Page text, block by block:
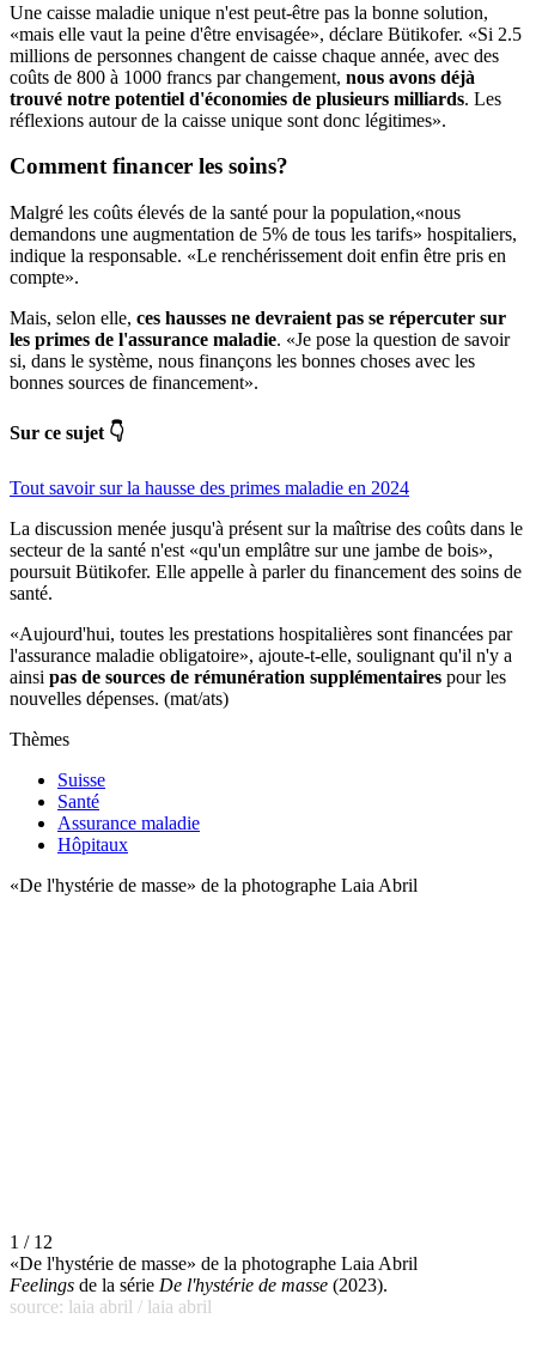
Une caisse maladie unique n'est peut-être pas la bonne solution,
«mais elle vaut la peine d'être envisagée», déclare Bütikofer. «Si 2.5
millions de personnes changent de caisse chaque année, avec des
coûts de 800 à 1000 francs par changement, nous avons déjà
trouvé notre potentiel d'économies de plusieurs milliards. Les
réflexions autour de la caisse unique sont donc légitimes».
Comment financer les soins?
Malgré les coûts élevés de la santé pour la population,«nous
demandons une augmentation de 5% de tous les tarifs» hospitaliers,
indique la responsable. «Le renchérissement doit enfin être pris en
compte».
Mais, selon elle, ces hausses ne devraient pas se répercuter sur
les primes de l'assurance maladie. «Je pose la question de savoir
si, dans le système, nous finançons les bonnes choses avec les
bonnes sources de financement».
Sur ce sujet 👇
Tout savoir sur la hausse des primes maladie en 2024
La discussion menée jusqu'à présent sur la maîtrise des coûts dans le
secteur de la santé n'est «qu'un emplâtre sur une jambe de bois»,
poursuit Bütikofer. Elle appelle à parler du financement des soins de
santé.
«Aujourd'hui, toutes les prestations hospitalières sont financées par
l'assurance maladie obligatoire», ajoute-t-elle, soulignant qu'il n'y a
ainsi pas de sources de rémunération supplémentaires pour les
nouvelles dépenses. (mat/ats)
Thèmes
Suisse
Santé
Assurance maladie
Hôpitaux
«De l'hystérie de masse» de la photographe Laia Abril
1 / 12
«De l'hystérie de masse» de la photographe Laia Abril
Feelings de la série De l'hystérie de masse (2023).
source: laia abril / laia abril